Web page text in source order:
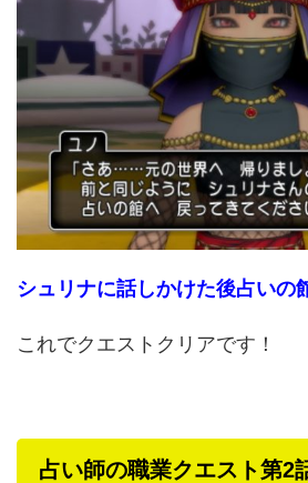
シュリナに話しかけた後占いの
これでクエストクリアです！
占い師の職業クエスト第2